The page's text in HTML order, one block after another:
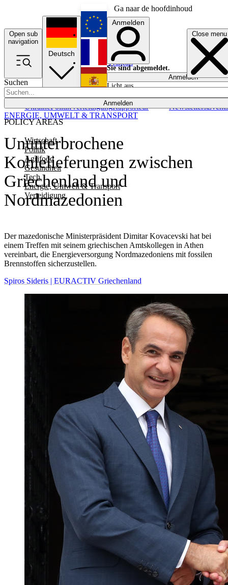
Ga naar de hoofdinhoud
Open sub
navigation
Close menu
Suchen
Anmelden
POLICY AREAS
Wirtschaft
Politik
Agrifood
Gesundheit
Tech
Energie, Umwelt & Transport
Verteidigung
UkrainePolitikVerteidigungRapporteur NewslettersEvents
Deutsch
English
Français
Anmelden
Sie sind abgemeldet.
Anmelden
Licht aus
Ununterbrochene
Kohlelieferungen zwischen
Griechenland und
Nordmazedonien
Der mazedonische Ministerpräsident Dimitar Kovacevski hat bei
einem Treffen mit seinem griechischen Amtskollegen in Athen
vereinbart, die Energieversorgung Nordmazedoniens mit fossilen
Brennstoffen sicherzustellen.
ENERGIE, UMWELT & TRANSPORT
Spiros Sideris | EURACTIV Griechenland